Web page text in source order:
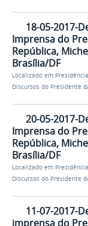
18-05-2017-
Imprensa do
República,
Brasília/DF
Localizado em Presidência
Discursos do Presidente
20-05-2017-
Imprensa do
República,
Brasília/DF
Localizado em Presidência
Discursos do Presidente
11-07-2017-
imprensa do